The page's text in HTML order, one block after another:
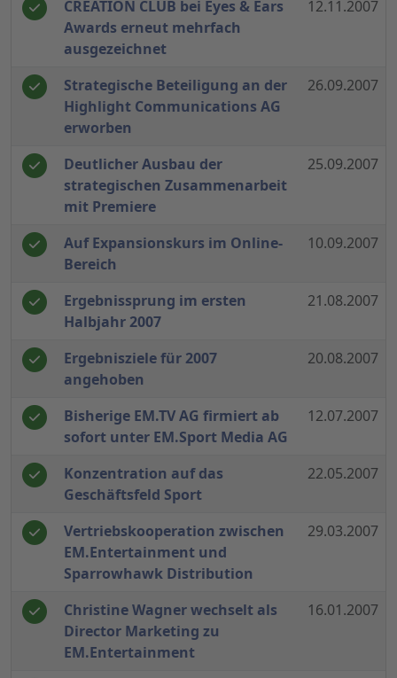
CREATION CLUB bei Eyes & Ears
Awards erneut mehrfach
ausgezeichnet
12.11.2007
Strategische Beteiligung an der
Highlight Communications AG
erworben
26.09.2007
Deutlicher Ausbau der
strategischen Zusammenarbeit
mit Premiere
25.09.2007
Auf Expansionskurs im Online-
Bereich
10.09.2007
Ergebnissprung im ersten
Halbjahr 2007
21.08.2007
Ergebnisziele für 2007
angehoben
20.08.2007
Bisherige EM.TV AG firmiert ab
sofort unter EM.Sport Media AG
12.07.2007
Konzentration auf das
Geschäftsfeld Sport
22.05.2007
Vertriebskooperation zwischen
EM.Entertainment und
Sparrowhawk Distribution
29.03.2007
Christine Wagner wechselt als
Director Marketing zu
EM.Entertainment
16.01.2007